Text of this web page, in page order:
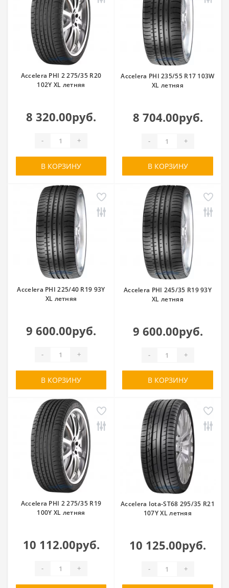
Accelera PHI 2 275/35 R20
102Y XL летняя
8 320.00руб.
- +
В КОРЗИНУ
Accelera PHI 235/55 R17 103W
XL летняя
8 704.00руб.
- +
В КОРЗИНУ
Accelera PHI 225/40 R19 93Y
XL летняя
9 600.00руб.
- +
В КОРЗИНУ
Accelera PHI 245/35 R19 93Y
XL летняя
9 600.00руб.
- +
В КОРЗИНУ
Accelera PHI 2 275/35 R19
100Y XL летняя
10 112.00руб.
- +
Accelera Iota-ST68 295/35 R21
107Y XL летняя
10 125.00руб.
- +